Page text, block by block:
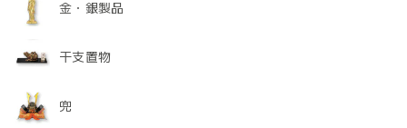
金・銀製品
干支置物
兜